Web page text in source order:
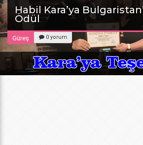
Habil Kara’ya
Ödül
Güreş 0 yorum